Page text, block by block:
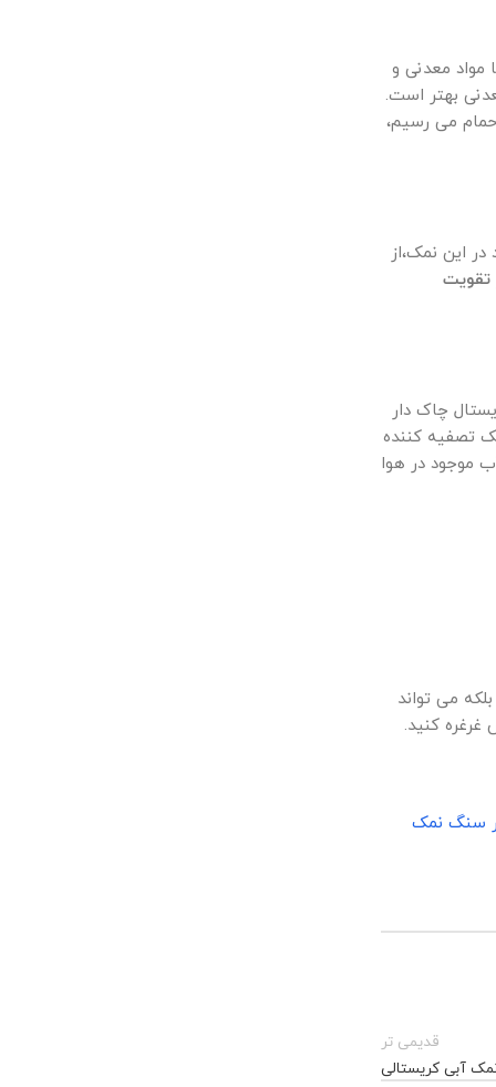
معدنی و
بهتر است.
می رسیم،
این نمک،از
تقویت
چاک دار
تصفیه کننده
موجود در هوا
می تواند
کنید.
سنگ نمک
قدیمی تر
آبی کریستالی